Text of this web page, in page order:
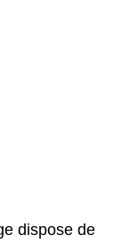
dispose de